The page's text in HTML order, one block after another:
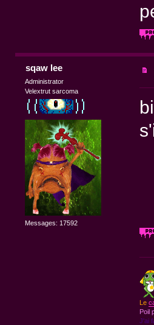
sqaw lee
Administrator
Velextrut sarcoma
Messages: 17592
Le
Poil
J'ai